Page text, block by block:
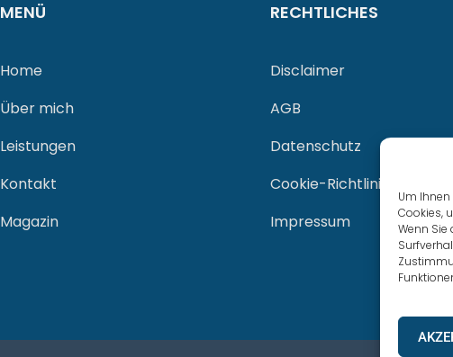
Um
Cookies,
Wenn
MENÜ
Home
Über mich
Leistungen
Kontakt
Magazin
RECHTLICHES
Disclaimer
AGB
Datenschutz
Cookie-Richtlinie (EU)
Impressum